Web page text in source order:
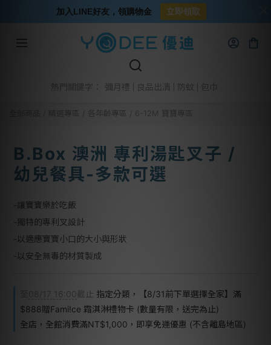
熱門關鍵字： 彌月禮 良品出清 防蚊
各年齡專區 6-12M 寶寶專區
B.Box 澳洲 專利湯匙叉子 /
幼兒餐具-多款可選
-讓寶寶樂於吃飯
-獨特的專利叉設計
-以適應寶寶小口的大小與形狀
-以安全無毒的材質製成
08/17 16:00截止 指定分類，【8/31前下單選擇全家】滿
$888贈Fami!ce 霜淇淋禮物卡 (數量有限，送完為止)
全店，全館消費滿NT$1,000，即享免運優惠 (不含離島地區)
加入LINE好友，領購物金 立即領取